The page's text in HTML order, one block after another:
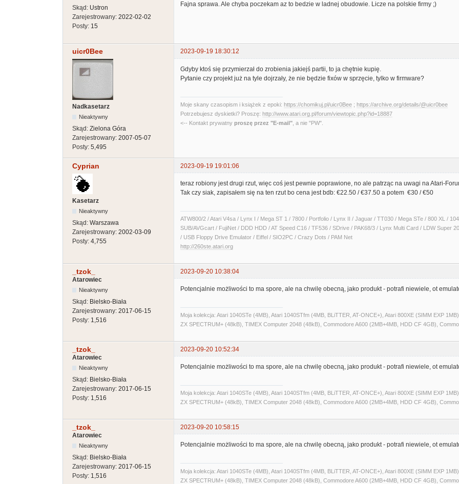
Skąd: Ustron
Zarejestrowany: 2022-02-02
Posty: 15
Fajna sprawa. Ale chyba poczekam az to bedzie w ladnej obudowie. Licze na polskie firmy ;)
uicr0Bee 2023-09-19 18:30:12
Nadkasetarz
Nieaktywny
Skąd: Zielona Góra
Zarejestrowany: 2007-05-07
Posty: 5,495
Gdyby ktoś się przymierzał do zrobienia jakiejś partii, to ja chętnie kupię.
Pytanie czy projekt już na tyle dojrzały, że nie będzie fixów w sprzęcie, tylko w firmware?
Moje skany czasopism i książek z epoki: https://chomikuj.pl/uicr0Bee ; https://archive.org/details/@uicr0bee
Potrzebujesz dyskietki? Proszę: http://www.atari.org.pl/forum/viewtopic.php?id=18887
<-- Kontakt prywatny proszę przez "E-mail" , a nie "PW".
Cyprian 2023-09-19 19:01:06
Kasetarz
Nieaktywny
Skąd: Warszawa
Zarejestrowany: 2002-03-09
Posty: 4,755
teraz robiony jest drugi rzut, więc coś jest pewnie poprawione, no ale patrząc na uwagi na Atari-
Tak czy siak, zapisałem się na ten rzut bo cena jest bdb: €22.50 / €37.50 a potem €30 / €50
ATW800/2 / Atari V4sa / Lynx I / Mega ST 1 / 7800 / Portfolio / Lynx II / Jaguar / TT030 / Mega STe / 800 XL /
SUB/AVGcart / FujiNet / DDD HDD / AT Speed C16 / TF536 / SDrive / PAK68/3 / Lynx Multi Card / LDW Super
/ USB Floppy Drive Emulator / Eiffel / SIO2PC / Crazy Dots / PAM Net
http://260ste.atari.org
_tzok_
2023-09-20 10:38:04
Atarowiec
Nieaktywny
Skąd: Bielsko-Biała
Zarejestrowany: 2017-06-15
Posty: 1,516
Potencjalnie możliwości to ma spore, ale na chwilę obecną, jako produkt - potrafi niewiele, ot
Moja kolekcja: Atari 1040STe (4MB), Atari 1040STfm (4MB, BLiTTER, AT-ONCE+), Atari 800XE (SIMM EXP
ZX SPECTRUM+ (48kB), TIMEX Computer 2048 (48kB), Commodore A600 (2MB+4MB, HDD CF 4GB),
_tzok_
2023-09-20 10:52:34
Atarowiec
Nieaktywny
Skąd: Bielsko-Biała
Zarejestrowany: 2017-06-15
Posty: 1,516
Potencjalnie możliwości to ma spore, ale na chwilę obecną, jako produkt - potrafi niewiele, ot
Moja kolekcja: Atari 1040STe (4MB), Atari 1040STfm (4MB, BLiTTER, AT-ONCE+), Atari 800XE (SIMM EXP
ZX SPECTRUM+ (48kB), TIMEX Computer 2048 (48kB), Commodore A600 (2MB+4MB, HDD CF 4GB),
_tzok_
2023-09-20 10:58:15
Atarowiec
Nieaktywny
Skąd: Bielsko-Biała
Zarejestrowany: 2017-06-15
Posty: 1,516
Potencjalnie możliwości to ma spore, ale na chwilę obecną, jako produkt - potrafi niewiele, ot
Moja kolekcja: Atari 1040STe (4MB), Atari 1040STfm (4MB, BLiTTER, AT-ONCE+), Atari 800XE (SIMM EXP
ZX SPECTRUM+ (48kB), TIMEX Computer 2048 (48kB), Commodore A600 (2MB+4MB, HDD CF 4GB),